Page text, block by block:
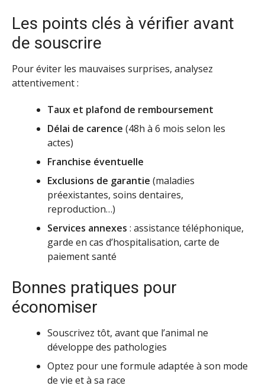
Les points clés à vérifier avant
de souscrire
Pour éviter les mauvaises surprises, analysez
attentivement :
Taux et plafond de remboursement
Délai de carence (48h à 6 mois selon les
actes)
Franchise éventuelle
Exclusions de garantie (maladies
préexistantes, soins dentaires,
reproduction…)
Services annexes : assistance téléphonique,
garde en cas d’hospitalisation, carte de
paiement santé
Bonnes pratiques pour
économiser
Souscrivez tôt, avant que l’animal ne
développe des pathologies
Optez pour une formule adaptée à son mode
de vie et à sa race